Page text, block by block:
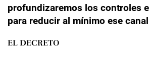
profundizaremos los controles
para reducir al mínimo ese
EL DECRETO